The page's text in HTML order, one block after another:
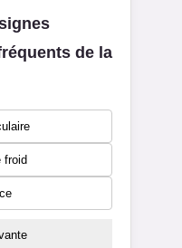
de la
froid